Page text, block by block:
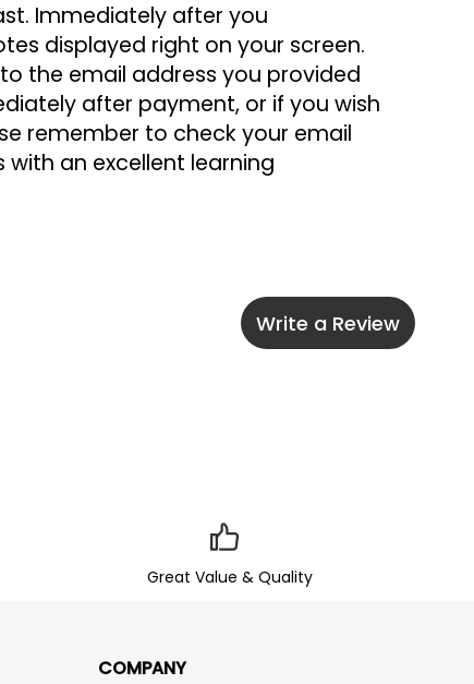
Immediately after you
displayed right on your screen.
the email address you provided
after payment, or if you wish
remember to check your email
an excellent learning
Write a Review
Great Value & Quality
COMPANY